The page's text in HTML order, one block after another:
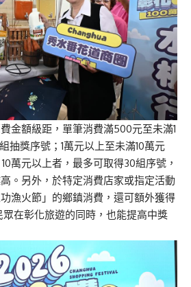
金額級距，單筆消費滿500元至未滿1
抽獎序號；1萬元以上至未滿10萬元
萬元以上者，最多可取得30組序號，
。另外，於特定消費店家或指定活動
功漁火節」的鄉鎮消費，還可額外獲得
眾在彰化旅遊的同時，也能提高中獎